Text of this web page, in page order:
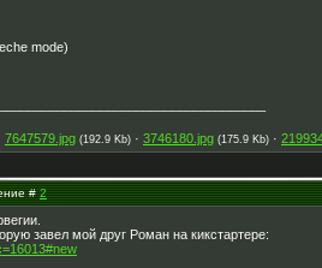
mode)
7647579.jpg (192.9 Kb) · 3746180.jpg (175.9 Kb) ·
#2
завел мой друг Роман на кикстартере: